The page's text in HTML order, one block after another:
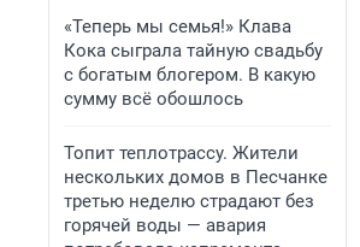
«Теперь мы семья!» Клава
Кока сыграла тайную свадьбу
с богатым блогером. В какую
сумму всё обошлось
Топит теплотрассу. Жители
нескольких домов в Песчанке
третью неделю страдают без
горячей воды — авария